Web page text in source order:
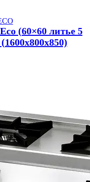
(60×60 литье 5